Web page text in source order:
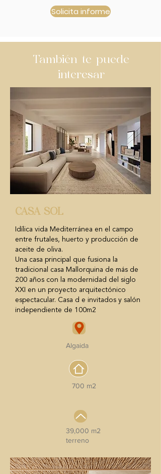
Solicita informe
También te puede
interesar
CASA SOL
Idílica vida Mediterránea en el campo
entre frutales, huerto y producción de
aceite de oliva.
Una casa principal que fusiona la
tradicional casa Mallorquina de más de
200 años con la modernidad del siglo
XXI en un proyecto arquitectónico
espectacular. Casa d e invitados y salón
independiente de 100m2
Algaida
700 m2
39,000 m2
terreno
Info